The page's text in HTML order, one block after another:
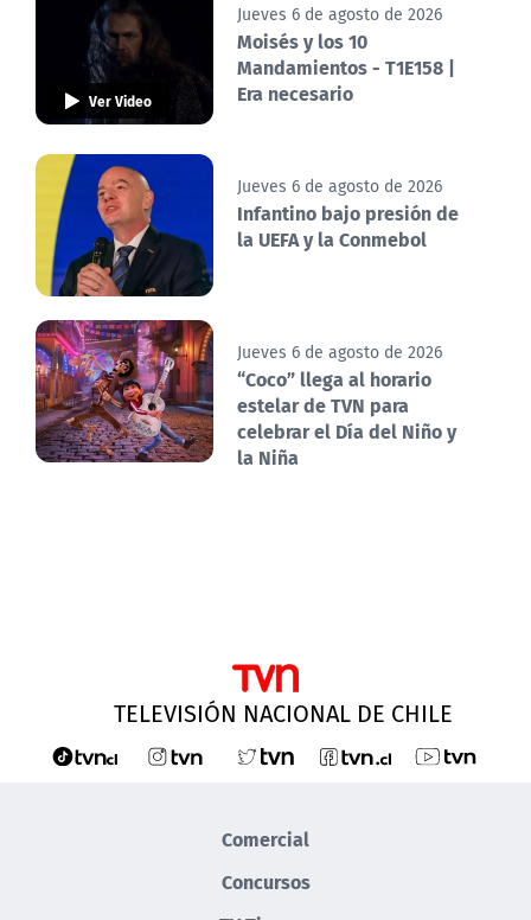
Ver Video
Jueves 6 de agosto de 2026
Moisés y los 10
Mandamientos - T1E158 |
Era necesario
Jueves 6 de agosto de 2026
Infantino bajo presión de
la UEFA y la Conmebol
Jueves 6 de agosto de 2026
“Coco” llega al horario
estelar de TVN para
celebrar el Día del Niño y
la Niña
TELEVISIÓN NACIONAL DE CHILE
Comercial
Concursos